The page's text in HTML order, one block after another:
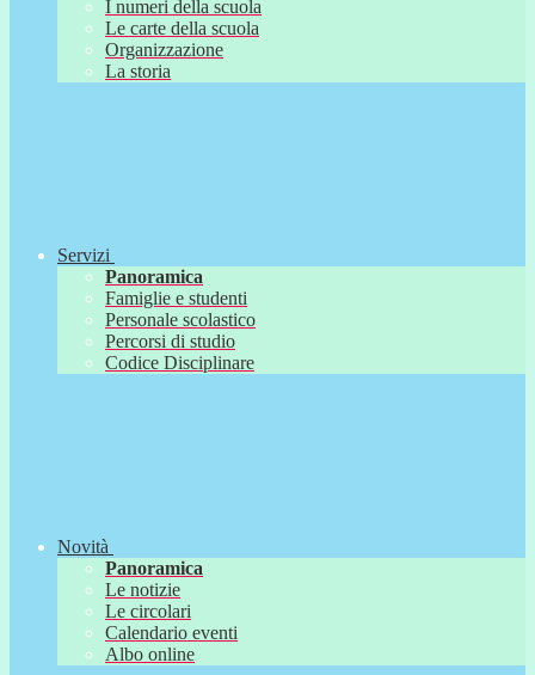
I numeri della scuola
Le carte della scuola
Organizzazione
La storia
Servizi
Panoramica
Famiglie e studenti
Personale scolastico
Percorsi di studio
Codice Disciplinare
Novità
Panoramica
Le notizie
Le circolari
Calendario eventi
Albo online